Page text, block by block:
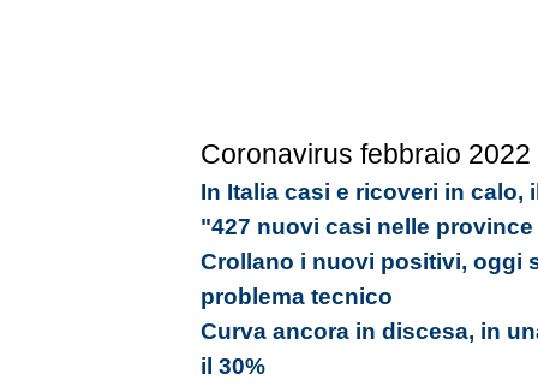
Coronavirus febbraio 2022
In Italia casi e ricoveri in calo,
"427 nuovi casi nelle
Crollano i nuovi positivi, oggi
problema tecnico
Curva ancora in discesa, in
il 30%